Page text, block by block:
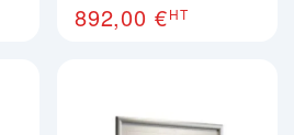
892,00 €HT